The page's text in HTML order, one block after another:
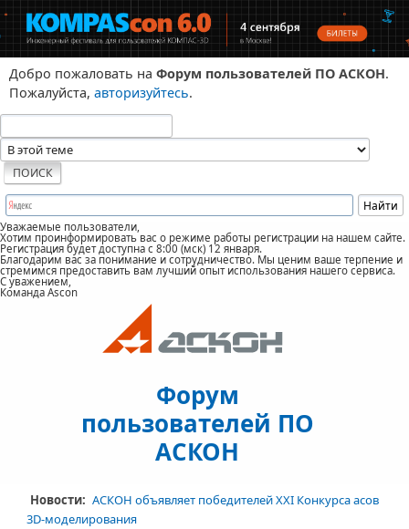
Добро пожаловать на Форум пользователей ПО АСКОН.
Пожалуйста, авторизуйтесь.
Уважаемые пользователи,
Хотим проинформировать вас о режиме работы регистрации на нашем сайте.
Регистрация будет доступна с 8:00 (мск) 12 января.
Благодарим вас за понимание и сотрудничество. Мы ценим ваше терпение и
стремимся предоставить вам лучший опыт использования нашего сервиса.
С уважением,
Команда Ascon
Форум
пользователей ПО
АСКОН
Новости: АСКОН объявляет победителей XXI Конкурса асов
3D-моделирования